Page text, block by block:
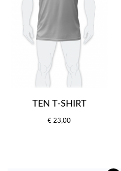
TEN T-SHIRT
€ 23,00